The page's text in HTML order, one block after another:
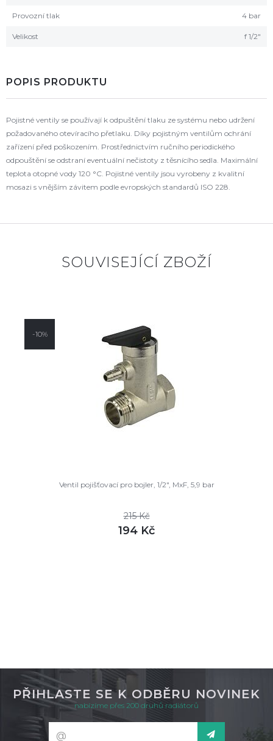
Provozní tlak 4 bar
Velikost f 1/2"
POPIS PRODUKTU
Pojistné ventily se používají k odpuštění tlaku ze systému nebo udržení
požadovaného otevíracího přetlaku. Díky pojistným ventilům ochrání
zařízení před poškozením. Prostřednictvím ručního periodického
odpouštění se odstraní eventuální nečistoty z těsnícího sedla. Maximální
teplota otopné vody 120 °C. Pojistné ventily jsou vyrobeny z kvalitní
mosazi s vnějším závitem podle evropských standardů ISO 228.
SOUVISEJÍCÍ ZBOŽÍ
-10%
Ventil pojišťovací pro bojler, 1/2", MxF, 5,9 bar
215 Kč
194 Kč
PŘIHLASTE SE K ODBĚRU NOVINEK
nabízíme přes 200 druhů radiátorů